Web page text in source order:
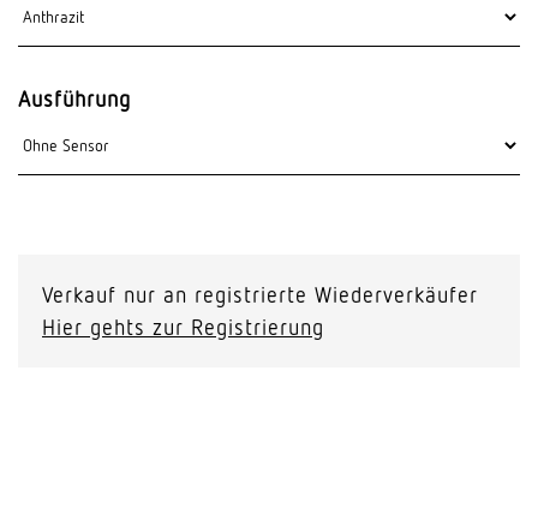
Ausführung
Verkauf nur an registrierte Wiederverkäufer
Hier gehts zur Registrierung